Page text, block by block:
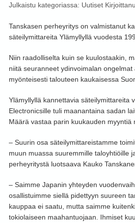
Julkaistu kategoriassa: Uutiset
Tanskasen perheyritys on valmistanut
säteilymittareita Ylämyllyllä vuodesta
Niin raadolliselta kuin se kuulostaakin,
niitä seuranneet ydinvoimalan
myönteisesti talouteen kaukaisessa
Ylämyllyllä kannettavia säteilymittareita
Electronicsille tuli maanantaina sadan
Määrä vastaa parin kuukauden myyntiä
– Suurin osa säteilymittareistamme
muun muassa suuremmille taloyhtiöille
perheyritystä luotsaava Kauko
– Saimme Japanin yhteyden
osallistuimme siellä pidettyyn suureen
kauppaa ei saatu, mutta saimme
tokiolaiseen maahantuojaan. Ihmiset